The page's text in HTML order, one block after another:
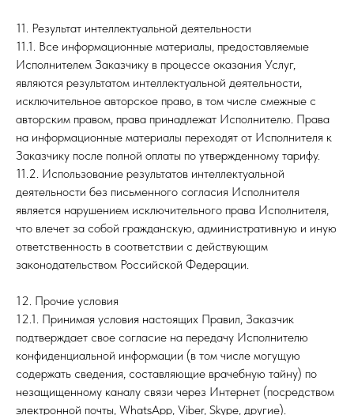
11. Результат интеллектуальной деятельности
11.1. Все информационные материалы, предоставляемые
Исполнителем Заказчику в процессе оказания Услуг,
являются результатом интеллектуальной деятельности,
исключительное авторское право, в том числе смежные с
авторским правом, права принадлежат Исполнителю. Права
на информационные материалы переходят от Исполнителя к
Заказчику после полной оплаты по утвержденному тарифу.
11.2. Использование результатов интеллектуальной
деятельности без письменного согласия Исполнителя
является нарушением исключительного права Исполнителя,
что влечет за собой гражданскую, административную и иную
ответственность в соответствии с действующим
законодательством Российской Федерации.
12. Прочие условия
12.1. Принимая условия настоящих Правил, Заказчик
подтверждает свое согласие на передачу Исполнителю
конфиденциальной информации (в том числе могущую
содержать сведения, составляющие врачебную тайну) по
незащищенному каналу связи через Интернет (посредством
электронной почты, WhatsApp, Viber, Skype, другие).